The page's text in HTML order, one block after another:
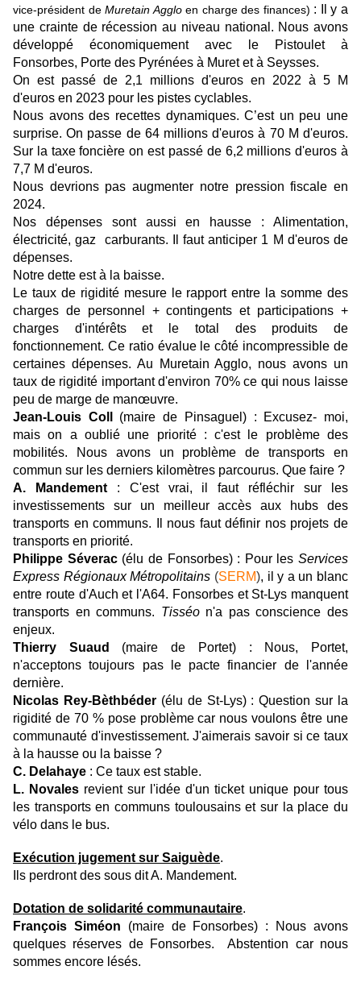
vice-président deMuretain Aggloen charge des finances) :
Il y a
une crainte de récession au niveau national. Nous avons
développé économiquementavec le Pistoulet à
Fonsorbes, Porte des Pyrénées à Muret et à Seysses.
On est passé de 2,1 millions d'euros en 2022 à 5 M
d'euros en 2023 pour les pistes cyclables.
Nous avons des recettes dynamiques. C’est un peu une
surprise. On passe de 64 millions d'euros à 70 M d'euros.
Sur la taxe foncière on est passé de 6,2 millions d'euros à
7,7 M d'euros.
Nous devrions pas augmenter notre pression fiscale en
2024.
Nos dépenses sont aussi en hausse : Alimentation,
électricité, gaz carburants. Il faut anticiper 1 M d'euros de
dépenses.
Notre dette est à la baisse.
Le taux de rigidité mesure le rapport entre la somme des
charges de personnel + contingents et participations +
charges d'intérêts et le total des produits de
fonctionnement. Ce ratio évalue le côté incompressible de
certaines dépenses. Au Muretain Agglo, nous avons un
taux de rigidité important d'environ 70% ce qui nous laisse
peu de marge de manœuvre.
Jean-Louis Coll
(maire de Pinsaguel) : Excusez- moi,
mais on a oublié une priorité : c'est le problème des
mobilités. Nous avons un problème de transports en
commun sur les derniers kilomètres parcourus. Que faire ?
A. Mandement: C'est vrai, il faut réfléchir sur les
investissements sur un meilleur accès aux hubs des
transports en communs. Il nous faut définir nos projets de
transports en priorité.
Philippe Séverac(élu de Fonsorbes) : Pour les Services
Express Régionaux Métropolitains (SERM), il y a un blanc
entre route d'Auch et l'A64. Fonsorbes et St-Lys manquent
transports en communs. Tisséon'a pas conscience des
enjeux.
Thierry Suaud
(maire de Portet) : Nous, Portet,
n'acceptons toujours pas le pacte financier de l'année
dernière.
Nicolas Rey-Bèthbéder(élu de St-Lys) : Question sur la
rigidité de 70 % pose problème car nous voulons être une
communauté d'investissement. J'aimerais savoir si ce taux
à la hausse ou la baisse ?
C. Delahaye : Ce taux est stable.
L. Novales revient sur l'idée d'un ticket unique pour tous
les transports en communs toulousains et sur la place du
vélo dans le bus.
Exécution jugement sur Saiguède.
Ils perdront des sous dit A. Mandement.
Dotation de solidarité communautaire.
François Siméon (maire de Fonsorbes) : Nous avons
quelques réserves de Fonsorbes. Abstention car nous
sommes encore lésés.